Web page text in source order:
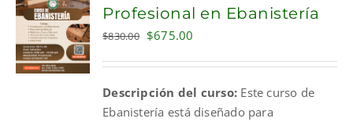
ADD TO
CART
Profesional en Ebanistería
$830.00 Original
$830.00.
$675.00
$675.00.
Descripción del curso: Este curso de
Ebanistería está diseñado para